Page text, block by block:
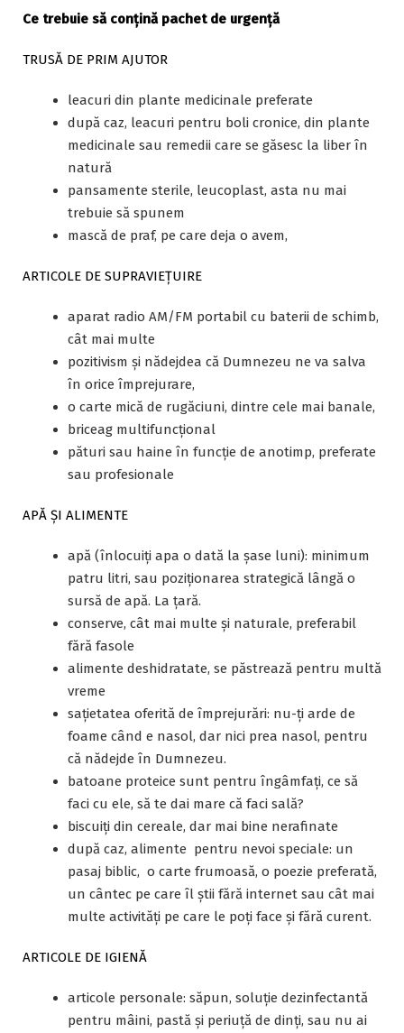
Ce trebuie să conțină pachet de urgență
TRUSĂ DE PRIM AJUTOR
leacuri din plante medicinale preferate
după caz, leacuri pentru boli cronice, din plante
medicinale sau remedii care se găsesc la liber în
natură
pansamente sterile, leucoplast, asta nu mai
trebuie să spunem
mască de praf, pe care deja o avem,
ARTICOLE DE SUPRAVIEȚUIRE
aparat radio AM/FM portabil cu baterii de schimb,
cât mai multe
pozitivism și nădejdea că Dumnezeu ne va salva
în orice împrejurare,
o carte mică de rugăciuni, dintre cele mai banale,
briceag multifuncțional
pături sau haine în funcție de anotimp, preferate
sau profesionale
APĂ ȘI ALIMENTE
apă (înlocuiți apa o dată la șase luni): minimum
patru litri, sau poziționarea strategică lângă o
sursă de apă. La țară.
conserve, cât mai multe și naturale, preferabil
fără fasole
alimente deshidratate, se păstrează pentru multă
vreme
sațietatea oferită de împrejurări: nu-ți arde de
foame când e nasol, dar nici prea nasol, pentru
că nădejde în Dumnezeu.
batoane proteice sunt pentru îngâmfați, ce să
faci cu ele, să te dai mare că faci sală?
biscuiți din cereale, dar mai bine nerafinate
după caz, alimente pentru nevoi speciale: un
pasaj biblic, o carte frumoasă, o poezie preferată,
un cântec pe care îl știi fără internet sau cât mai
multe activități pe care le poți face și fără curent.
ARTICOLE DE IGIENĂ
articole personale: săpun, soluție dezinfectantă
pentru mâini, pastă și periuță de dinți, sau nu ai